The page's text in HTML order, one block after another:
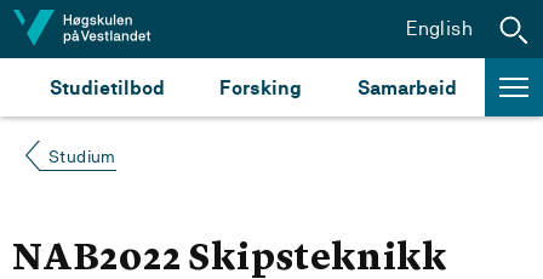
Hopp til innhald
Studietilbod Forsking Samarbeid
English
Studium
NAB2022 Skipsteknikk